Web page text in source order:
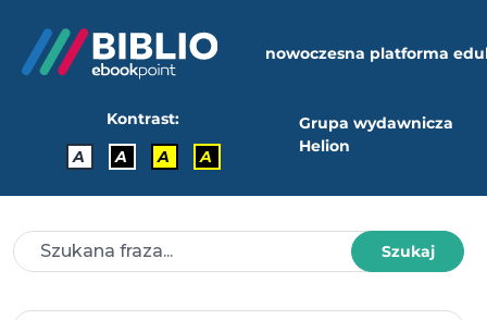
nowoczesna platforma
Kontrast:
A
A A A
Grupa wydawnicza
Helion
Szukaj